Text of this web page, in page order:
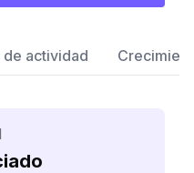
actividad